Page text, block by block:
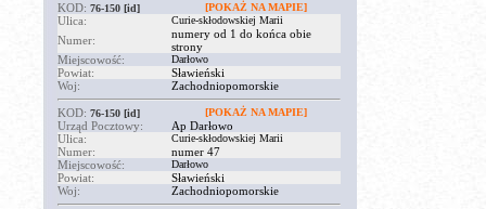
KOD: 76-150 [id] [POKAŻ NA MAPIE]
Ulica: Curie-skłodowskiej Marii
Numer:
numery od 1 do końca obie
strony
Miejscowość:
Darłowo
Powiat:
Sławieński
Woj:
Zachodniopomorskie
KOD: 76-150 [id] [POKAŻ NA MAPIE]
Urząd Pocztowy:
Ap Darłowo
Ulica:
Curie-skłodowskiej Marii
Numer:
numer 47
Miejscowość:
Darłowo
Powiat:
Sławieński
Woj:
Zachodniopomorskie